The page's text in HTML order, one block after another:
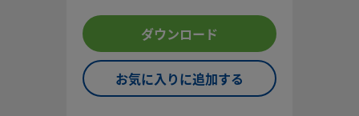
スウェージロック製品、または工業設計規格に準拠していな
品（Swagelokチューブ継手エンド・コネクションを含む）
社製品との混用や互換は絶対に行わないでください。
リ・サイズ）／■ 長さ：ユーザー
指定可能／■ オプション：カバ
ー、タグ、テストなど
ダウンロード
お気に入りに追加する